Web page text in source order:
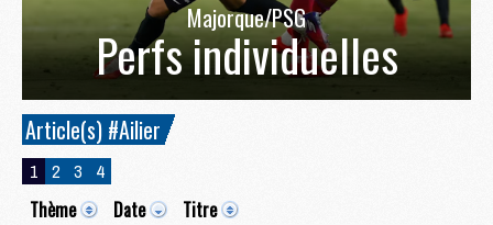
Majorque/PSG
Perfs individuelles
Article(s) #Ailier
1 2 3 4
Thème Date Titre